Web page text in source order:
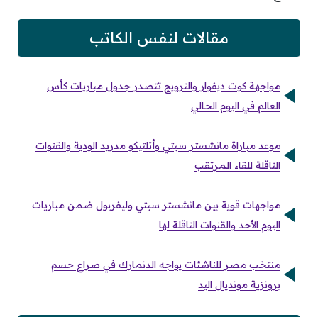
مقالات لنفس الكاتب
مواجهة كوت ديفوار والنرويج تتصدر جدول مباريات كأس
العالم في اليوم الحالي
موعد مباراة مانشستر سيتي وأتلتيكو مدريد الودية والقنوات
الناقلة للقاء المرتقب
مواجهات قوية بين مانشستر سيتي وليفربول ضمن مباريات
اليوم الأحد والقنوات الناقلة لها
منتخب مصر للناشئات يواجه الدنمارك في صراع حسم
برونزية مونديال اليد